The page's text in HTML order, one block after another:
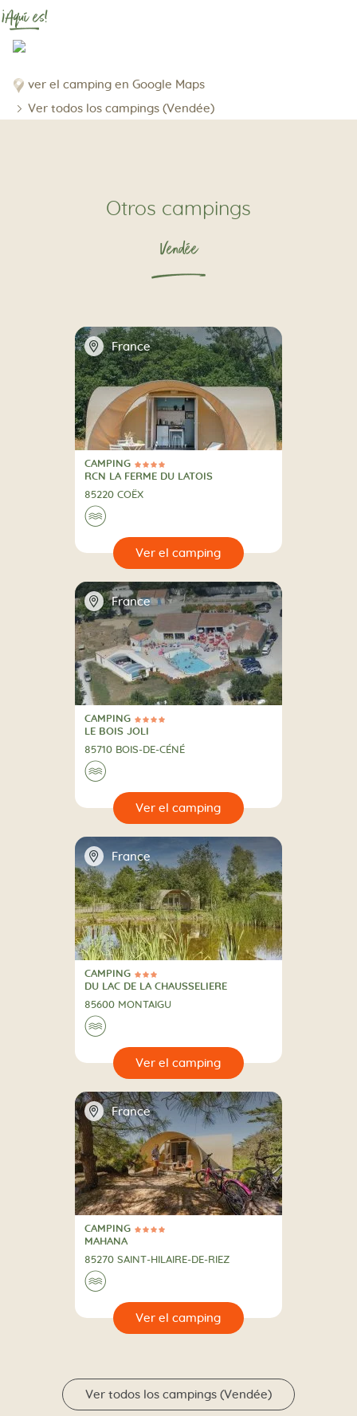
¡Aquí es!
ver el camping en Google Maps
Ver todos los campings (Vendée)
Otros campings
Vendée
📍 France
4 Estrellas
CAMPING
CAMPING
RCN LA FERME DU LATOIS
85220 COËX
🌊
📍 France
4 Estrellas
CAMPING
CAMPING
LE BOIS JOLI
85710 BOIS-DE-CÉNÉ
🌊
📍 France
3 Estrellas
CAMPING
CAMPING
DU LAC DE LA CHAUSSELIERE
85600 MONTAIGU
🌊
📍 France
4 Estrellas
CAMPING
CAMPING
MAHANA
85270 SAINT-HILAIRE-DE-RIEZ
🌊
Ver todos los campings (Vendée)